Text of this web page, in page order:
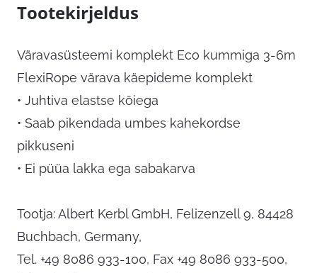
Tootekirjeldus
Väravasüsteemi komplekt Eco kummiga 3-6m
FlexiRope värava käepideme komplekt
• Juhtiva elastse köiega
• Saab pikendada umbes kahekordse
pikkuseni
• Ei püüa lakka ega sabakarva
Tootja: Albert Kerbl GmbH, Felizenzell 9, 84428
Buchbach, Germany,
Tel. +49 8086 933-100, Fax +49 8086 933-500,